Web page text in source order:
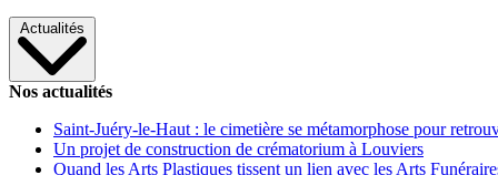
Actualités
Nos actualités
Saint-Juéry-le-Haut : le cimetière se métamorphose pour
Un projet de construction de crématorium à Louviers
Quand les Arts Plastiques tissent un lien avec les Arts